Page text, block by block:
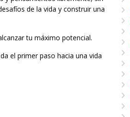
de la vida y construir una
tu máximo potencial.
el primer paso hacia una vida